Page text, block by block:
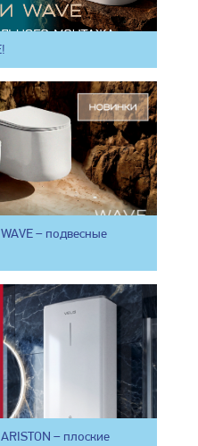
– подвесные
– плоские